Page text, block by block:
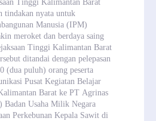
Tinggi Kalimantan Barat
tindakan nyata untuk
Manusia (IPM)
meroket dan berdaya saing
Tinggi Kalimantan Barat
ditandai dengan pelepasan
(dua puluh) orang peserta
Pusat Kegiatan Belajar
Barat ke PT Agrinas
Badan Usaha Milik Negara
Perkebunan Kepala Sawit di